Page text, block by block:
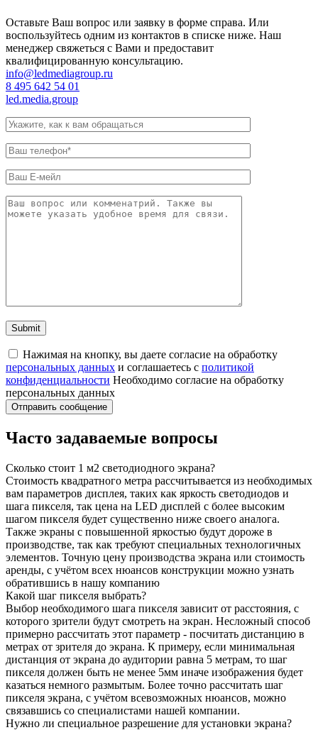
Оставьте Ваш вопрос или заявку в форме справа. Или
воспользуйтесь одним из контактов в списке ниже. Наш
менеджер свяжеться с Вами и предоставит
квалифицированную консультацию.
info@ledmediagroup.ru
8 495 642 54 01
led.media.group
Нажимая на кнопку, вы даете согласие на обработку
персональных данных и соглашаетесь c политикой
конфиденциальности Необходимо согласие на обработку
персональных данных
Отправить сообщение
Часто задаваемые вопросы
Сколько стоит 1 м2 светодиодного экрана?
Стоимость квадратного метра рассчитывается из необходимых
вам параметров дисплея, таких как яркость светодиодов и
шага пикселя, так цена на LED дисплей с более высоким
шагом пикселя будет существенно ниже своего аналога.
Также экраны с повышенной яркостью будут дороже в
производстве, так как требуют специальных технологичных
элементов. Точную цену производства экрана или стоимость
аренды, с учётом всех нюансов конструкции можно узнать
обратившись в нашу компанию
Какой шаг пикселя выбрать?
Выбор необходимого шага пикселя зависит от расстояния, с
которого зрители будут смотреть на экран. Несложный способ
примерно рассчитать этот параметр - посчитать дистанцию в
метрах от зрителя до экрана. К примеру, если минимальная
дистанция от экрана до аудитории равна 5 метрам, то шаг
пикселя должен быть не менее 5мм иначе изображения будет
казаться немного размытым. Более точно рассчитать шаг
пикселя экрана, с учётом всевозможных нюансов, можно
связавшись со специалистами нашей компании.
Нужно ли специальное разрешение для установки экрана?